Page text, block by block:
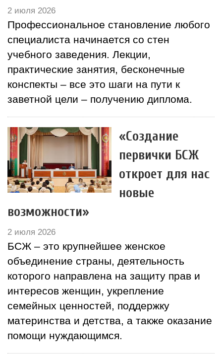
2 июля 2026
Профессиональное становление любого
специалиста начинается со стен
учебного заведения. Лекции,
практические занятия, бесконечные
конспекты – все это шаги на пути к
заветной цели – получению диплома.
«Создание
первички БСЖ
откроет для нас
новые
возможности»
2 июля 2026
БСЖ – это крупнейшее женское
объединение страны, деятельность
которого направлена на защиту прав и
интересов женщин, укрепление
семейных ценностей, поддержку
материнства и детства, а также оказание
помощи нуждающимся.